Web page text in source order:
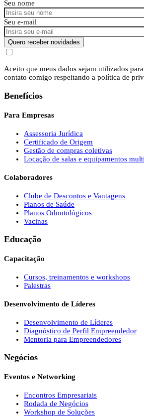
Seu nome
Seu e-mail
Quero receber novidades
Aceito que meus dados sejam utilizados
contato comigo respeitando a política de
Benefícios
Para Empresas
Assessoria Jurídica
Certificado de Origem
Gestão de compras coletivas
Locação de salas e equipamentos
Colaboradores
Clube de Descontos e Vantagens
Planos de Saúde
Planos Odontológicos
Vacinas
Educação
Capacitação
Cursos, treinamentos e workshops
Palestras
Desenvolvimento de Líderes
Desenvolvimento de Líderes
Diagnóstico de Perfil Empreendedor
Mentoria para Empreendedores
Negócios
Eventos e Networking
Encontros Empresariais
Rodada de Negócios
Workshop de Soluções